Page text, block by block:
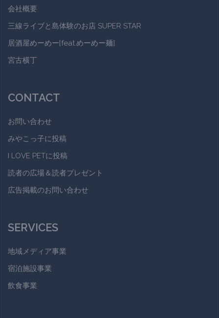
会社概要
三線ライブと島体験のお店 SUPER STAR
居酒屋めーめー[feat.めーめー麺]
宮古横丁
CONTACT
お問い合わせ
みやこっ子に投稿
I LOVE PETに投稿
読者の広場＆読者プレゼント
広告掲載のお問い合わせ
SERVICES
地域メディア事業
宿泊施設事業
飲食事業